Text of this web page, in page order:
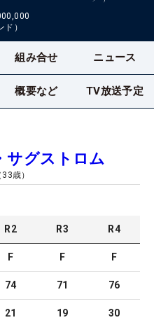
）
組み合せ ニュース
概要など TV放送予定
サグストロム
33歳）
R2 R3 R4
F F F
74 71 76
21 19 30